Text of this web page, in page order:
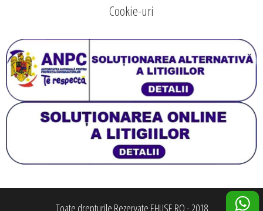
Cookie-uri
Toate drepturile Rezervate EHUSE.RO - 2018